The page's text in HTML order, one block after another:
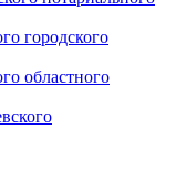
городского
областного